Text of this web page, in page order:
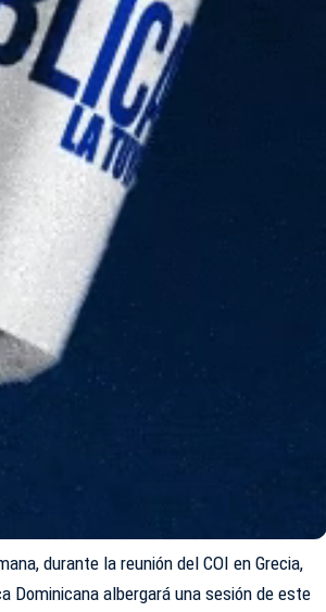
durante la reunión del COI en Grecia,
Dominicana albergará una sesión de este